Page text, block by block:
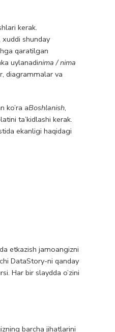
kerak.
xuddi shunday
qaratilgan
uylanadinima / nima
diagrammalar va
ko’ra aBoshlanish,
ta’kidlashi kerak.
ekanligi haqidagi
etkazish jamoangizni
DataStory-ni qanday
Har bir slaydda o’zini
barcha jihatlarini